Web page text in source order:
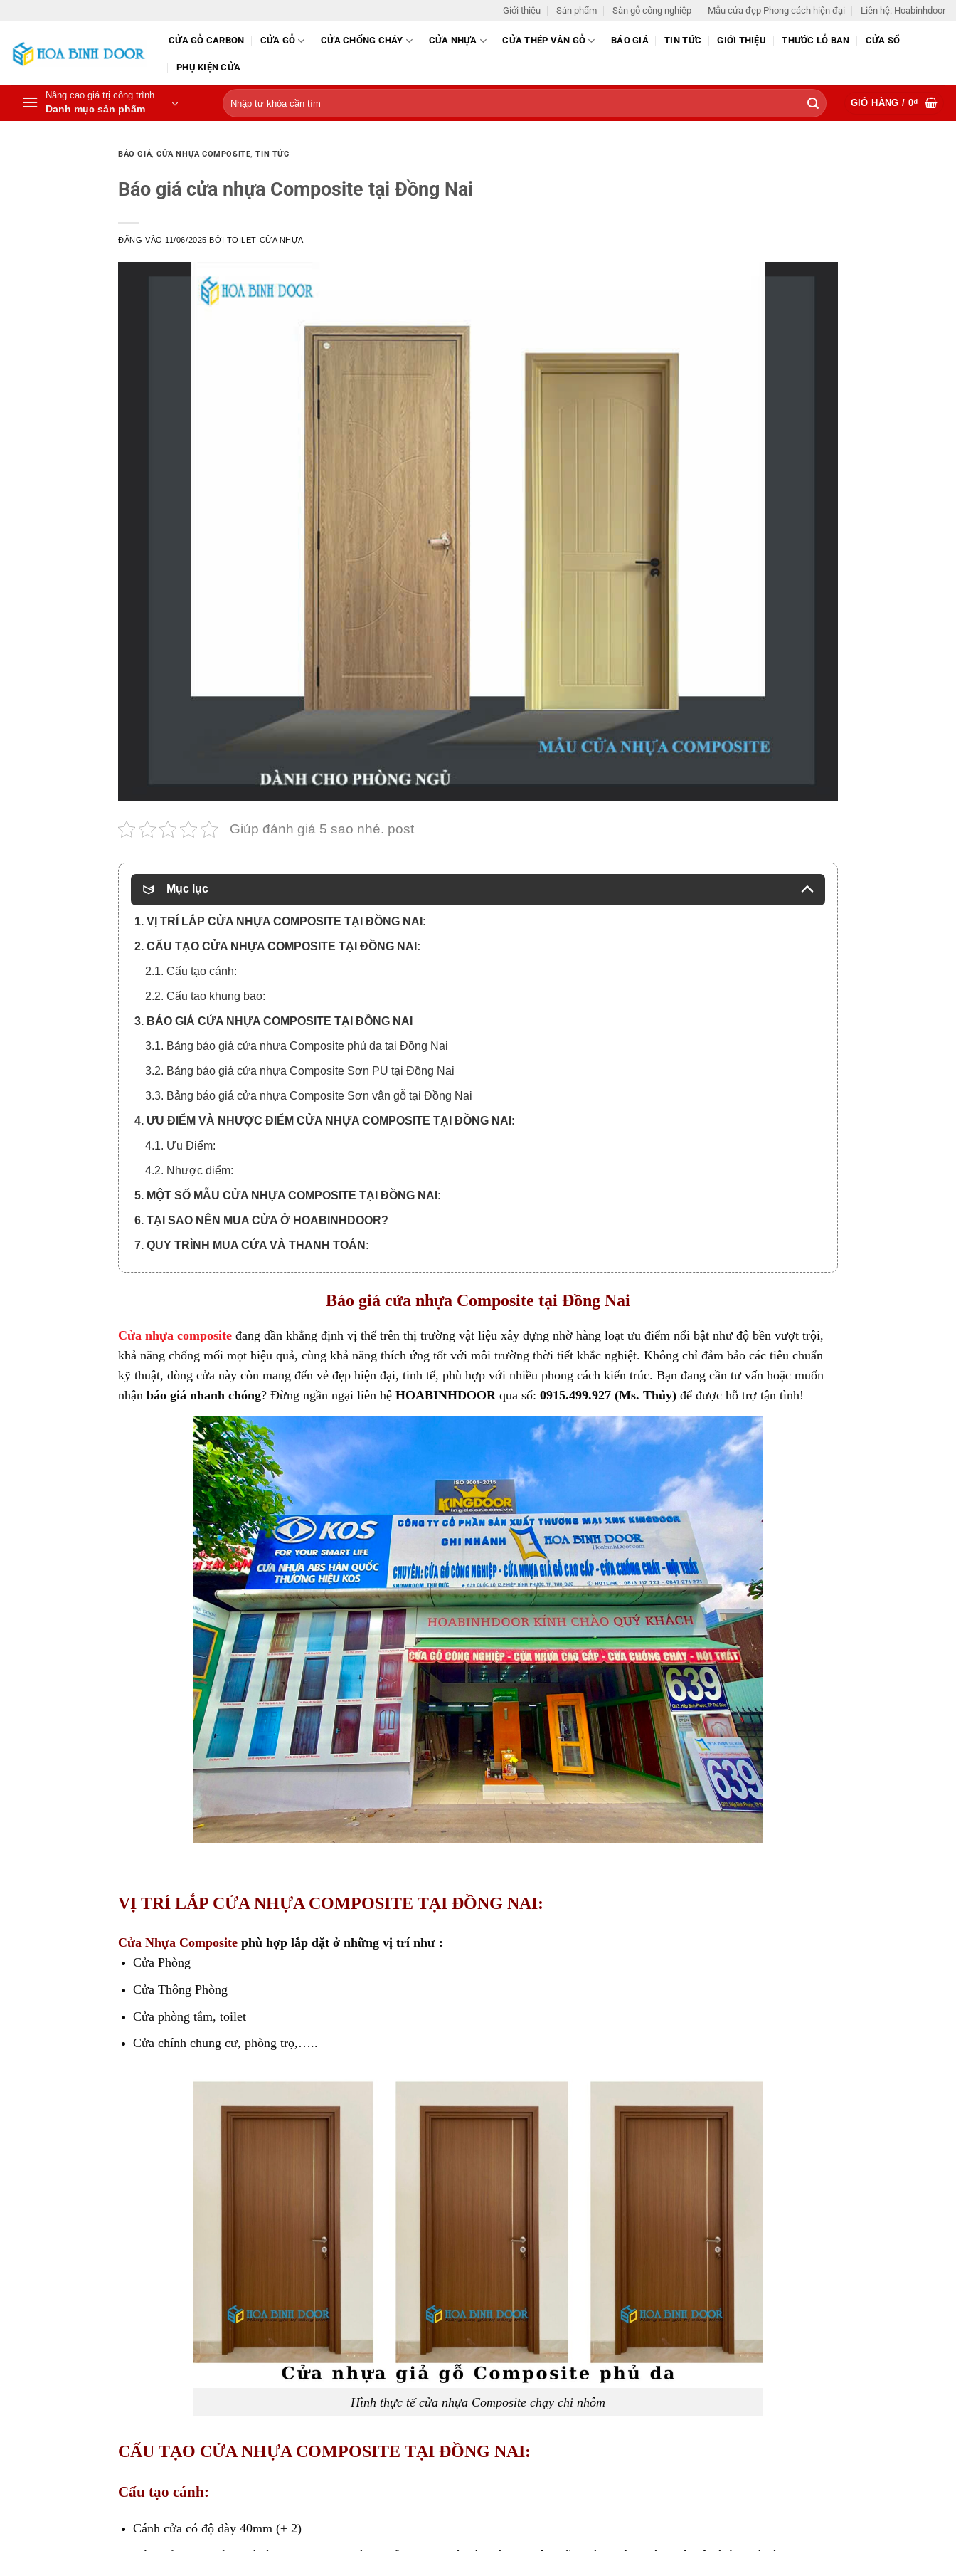
nội
dung
Giới thiệu Sản phẩm Sàn gỗ công nghiệp Mẫu cửa đẹp Phong cách hiện đại Liên hệ: Hoabinhdoor
CỬA GỖ CARBON CỬA GỖ CỬA CHỐNG CHÁY CỬA NHỰA CỬA THÉP VÂN GỖ BÁO GIÁ TIN TỨC GIỚI THIỆU THƯỚC LỖ BAN CỬA SỔ
PHỤ KIỆN CỬA
Nâng cao giá trị công trình
Danh mục sản phẩm
Tìm
kiếm:
GIỎ HÀNG / 0₫
BÁO GIÁ,CỬA NHỰA COMPOSITE,TIN TỨC
Báo giá cửa nhựa Composite tại Đồng Nai
ĐĂNG VÀO 11/06/2025 BỞI TOILET CỬA NHỰA
Giúp đánh giá 5 sao nhé. post
Mục lục
1. VỊ TRÍ LẮP CỬA NHỰA COMPOSITE TẠI ĐỒNG NAI:
2. CẤU TẠO CỬA NHỰA COMPOSITE TẠI ĐỒNG NAI:
2.1. Cấu tạo cánh:
2.2. Cấu tạo khung bao:
3. BÁO GIÁ CỬA NHỰA COMPOSITE TẠI ĐỒNG NAI
3.1. Bảng báo giá cửa nhựa Composite phủ da tại Đồng Nai
3.2. Bảng báo giá cửa nhựa Composite Sơn PU tại Đồng Nai
3.3. Bảng báo giá cửa nhựa Composite Sơn vân gỗ tại Đồng Nai
4. ƯU ĐIỂM VÀ NHƯỢC ĐIỂM CỬA NHỰA COMPOSITE TẠI ĐỒNG NAI:
4.1. Ưu Điểm:
4.2. Nhược điểm:
5. MỘT SỐ MẪU CỬA NHỰA COMPOSITE TẠI ĐỒNG NAI:
6. TẠI SAO NÊN MUA CỬA Ở HOABINHDOOR?
7. QUY TRÌNH MUA CỬA VÀ THANH TOÁN:
7.1. Quy trình xem báo giá cửa:
7.2. Quy trình thanh toán chia làm 3 đợt:Báo giá cửa nhựa Composite tại Đồng Nai
Cửa nhựa composite đang dần khẳng định vị thế trên thị trường vật liệu xây dựng nhờ hàng loạt ưu điểm nổi bật như độ bền vượt trội,
khả năng chống mối mọt hiệu quả, cùng khả năng thích ứng tốt với môi trường thời tiết khắc nghiệt. Không chỉ đảm bảo các tiêu chuẩn
kỹ thuật, dòng cửa này còn mang đến vẻ đẹp hiện đại, tinh tế, phù hợp với nhiều phong cách kiến trúc. Bạn đang cần tư vấn hoặc muốn
nhậnbáo giá nhanh chóng? Đừng ngần ngại liên hệHOABINHDOORqua số:0915.499.927 (Ms. Thủy) để được hỗ trợ tận tình!
VỊ TRÍ LẮP CỬA NHỰA COMPOSITE TẠI ĐỒNG NAI:
Cửa Nhựa Composite phù hợp lắp đặt ở những vị trí như :
Cửa Phòng
Cửa Thông Phòng
Cửa phòng tắm, toilet
Cửa chính chung cư, phòng trọ,…..
Hình thực tế cửa nhựa Composite chạy chỉ nhôm
CẤU TẠO CỬA NHỰA COMPOSITE TẠI ĐỒNG NAI:
Cấu tạo cánh:
Cánh cửa có độ dày 40mm (± 2)